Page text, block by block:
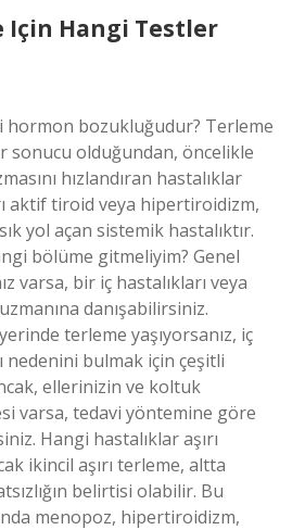
Için Hangi Testler
hormon bozukluğudur? Terleme
sonucu olduğundan, öncelikle
hızlandıran hastalıklar
aktif tiroid veya hipertiroidizm,
yol açan sistemik hastalıktır.
bölüme gitmeliyim? Genel
varsa, bir iç hastalıkları veya
danışabilirsiniz.
terleme yaşıyorsanız, iç
nedenini bulmak için çeşitli
ellerinizin ve koltuk
varsa, tedavi yöntemine göre
Hangi hastalıklar aşırı
ikincil aşırı terleme, altta
belirtisi olabilir. Bu
menopoz, hipertiroidizm,